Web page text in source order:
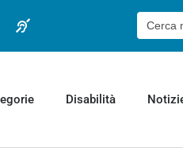
cognitiva
Disabilità visiva
Cerca:
Disabilità